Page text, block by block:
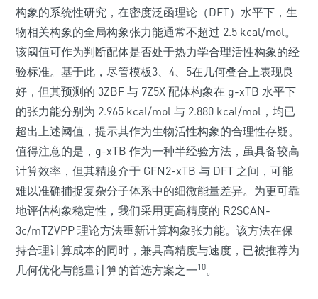
构象的系统性研究，在密度泛函理论（DFT）水平下，生
物相关构象的全局构象张力能通常不超过 2.5 kcal/mol。
该阈值可作为判断配体是否处于热力学合理活性构象的经
验标准。基于此，尽管模板3、4、5在几何叠合上表现良
好，但其预测的 3ZBF 与 7Z5X 配体构象在 g-xTB 水平下
的张力能分别为 2.965 kcal/mol 与 2.880 kcal/mol，均已
超出上述阈值，提示其作为生物活性构象的合理性存疑。
值得注意的是，g-xTB 作为一种半经验方法，虽具备较高
计算效率，但其精度介于 GFN2-xTB 与 DFT 之间，可能
难以准确捕捉复杂分子体系中的细微能量差异。为更可靠
地评估构象稳定性，我们采用更高精度的 R2SCAN-
3c/mTZVPP 理论方法重新计算构象张力能。该方法在保
持合理计算成本的同时，兼具高精度与速度，已被推荐为
几何优化与能量计算的首选方案之一10。